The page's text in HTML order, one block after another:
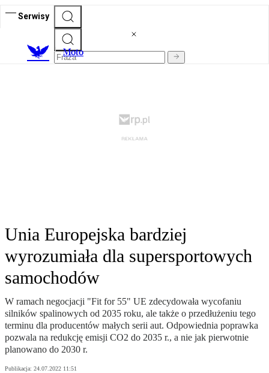
Serwisy
Moto
Unia Europejska bardziej
wyrozumiała dla supersportowych
samochodów
W ramach negocjacji "Fit for 55" UE zdecydowała wycofaniu
silników spalinowych od 2035 roku, ale także o przedłużeniu tego
terminu dla producentów małych serii aut. Odpowiednia poprawka
pozwala na redukcję emisji CO2 do 2035 r., a nie jak pierwotnie
planowano do 2030 r.
Publikacja: 24.07.2022 11:51